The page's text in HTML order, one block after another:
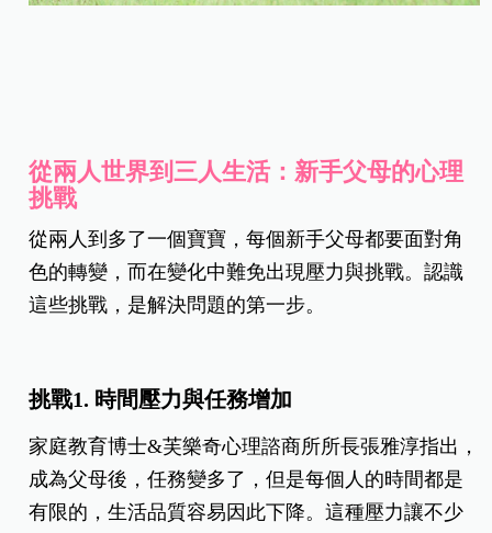
從兩人世界到三人生活：新手父母的心理
挑戰
從兩人到多了一個寶寶，每個新手父母都要面對角
色的轉變，而在變化中難免出現壓力與挑戰。認識
這些挑戰，是解決問題的第一步。
挑戰1. 時間壓力與任務增加
家庭教育博士&芙樂奇心理諮商所所長張雅淳指出，
成為父母後，任務變多了，但是每個人的時間都是
有限的，生活品質容易因此下降。這種壓力讓不少